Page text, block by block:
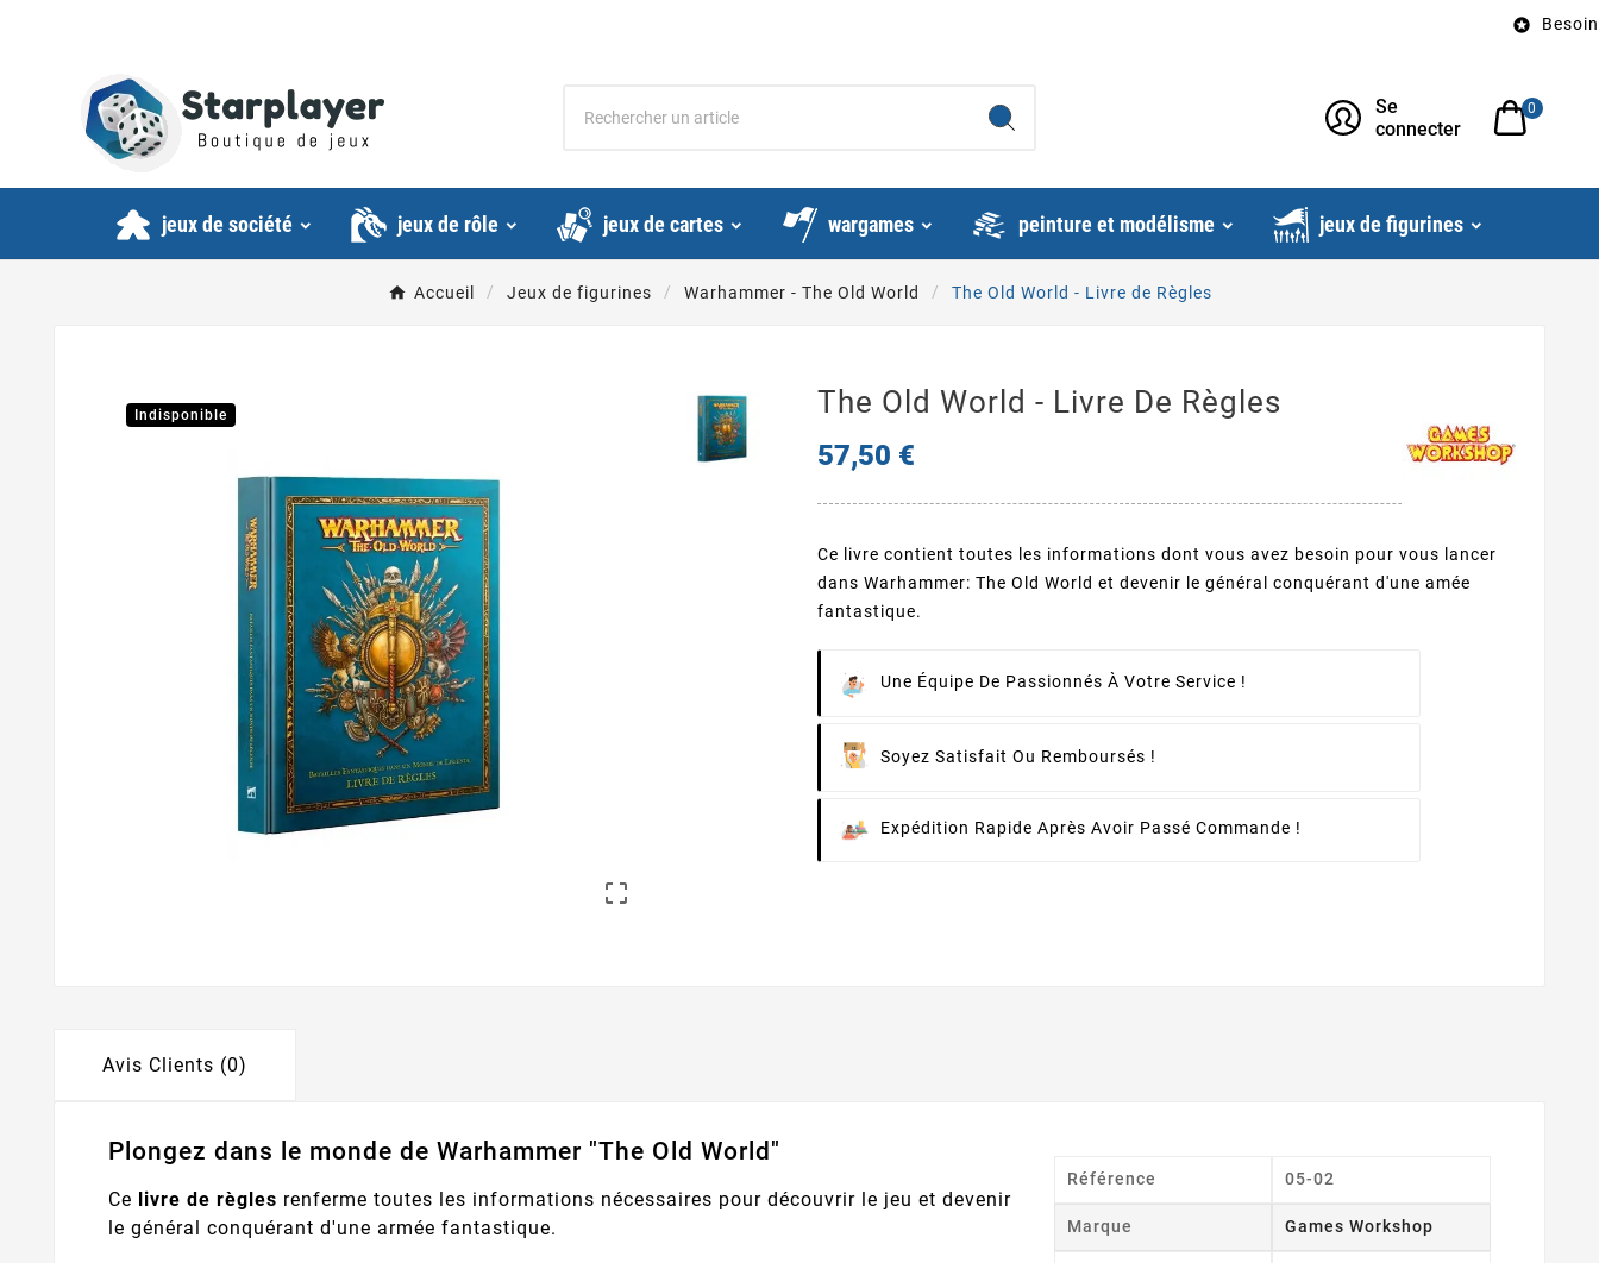
Besoin
Se
connecter
0
jeux de société jeux de rôle jeux de cartes wargames peinture et modélisme jeux de figurines
Accueil Jeux de figurines Warhammer - The Old World The Old World - Livre de Règles
Indisponible

The Old World - Livre De Règles
57,50 €
Ce livre contient toutes les informations dont vous avez besoin pour vous lancer
dans Warhammer: The Old World et devenir le général conquérant d'une amée
fantastique.
Une Équipe De Passionnés À Votre Service !
Soyez Satisfait Ou Remboursés !
Expédition Rapide Après Avoir Passé Commande !
Avis Clients (0)
Plongez dans le monde de Warhammer "The Old World"
Ce livre de règles renferme toutes les informations nécessaires pour découvrir le jeu et devenir
le général conquérant d'une armée fantastique.
Référence 05-02
Marque Games Workshop